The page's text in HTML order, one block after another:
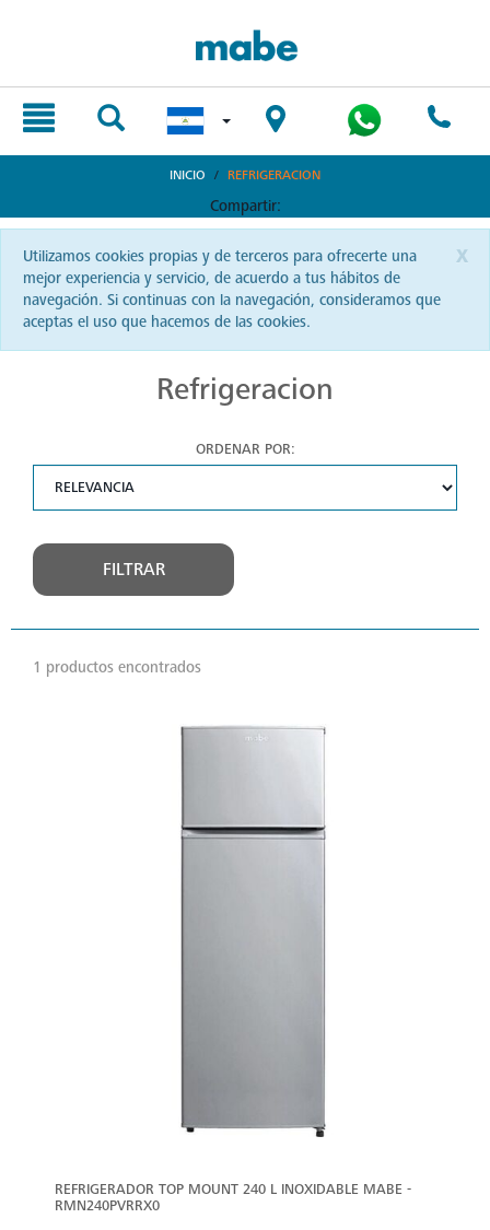
INICIO REFRIGERACION
Compartir:
x
Utilizamos cookies propias y de terceros para ofrecerte una
mejor experiencia y servicio, de acuerdo a tus hábitos de
navegación. Si continuas con la navegación, consideramos que
aceptas el uso que hacemos de las cookies.
Refrigeracion
ORDENAR POR:
FILTRAR
1 productos encontrados
REFRIGERADOR TOP MOUNT 240 L INOXIDABLE MABE -
RMN240PVRRX0